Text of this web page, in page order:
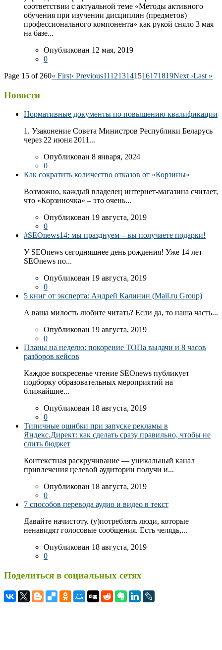
соответствии с актуальной теме «Методы активного
обучения при изучении дисциплин (предметов)
профессионального компонента» как рукой сняло 3 мая
на базе...
Опубликован 12 мая, 2019
0
Page 15 of 260« First‹ Previous111213141516171819Next ›Last »
Новости
Нормативные документы по повышению квалификации
1. Узаконение Совета Министров Республики Беларусь
через 22 июня 2011...
Опубликован 8 января, 2024
0
Как сократить количество отказов от «Корзины»
Возможно, каждый владелец интернет-магазина считает,
что «Корзиночка» – это очень...
Опубликован 19 августа, 2019
0
#SEOnews14: мы празднуем – вы получаете подарки!
У SEOnews сегодняшнее день рождения! Уже 14 лет
SEOnews по...
Опубликован 19 августа, 2019
0
5 книг от эксперта: Андрей Калинин (Mail.ru Group)
А ваша милость любите читать? Если да, то наша часть...
Опубликован 19 августа, 2019
0
Планы на неделю: покорение ТОПа выдачи и 8 часов
разборов кейсов
Каждое воскресенье чтение SEOnews публикует
подборку образовательных мероприятий на
ближайшие...
Опубликован 18 августа, 2019
0
Типичные ошибки при запуске рекламы в
Яндекс.Директ: как сделать сразу правильно, чтобы не
слить бюджет
Контекстная раскручивание — уникальный канал
привлечения целевой аудитории получи и...
Опубликован 18 августа, 2019
0
7 способов перевода аудио и видео в текст
Давайте начистоту. (у)потреблять люди, которые
ненавидят голосовые сообщения. Есть челядь,...
Опубликован 18 августа, 2019
0
Поделиться в социальных сетях